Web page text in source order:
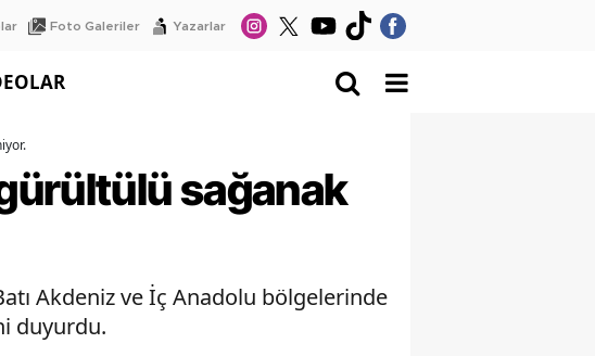
Foto Galeriler Yazarlar
sağanak
Akdeniz ve İç Anadolu bölgelerinde
duyurdu.